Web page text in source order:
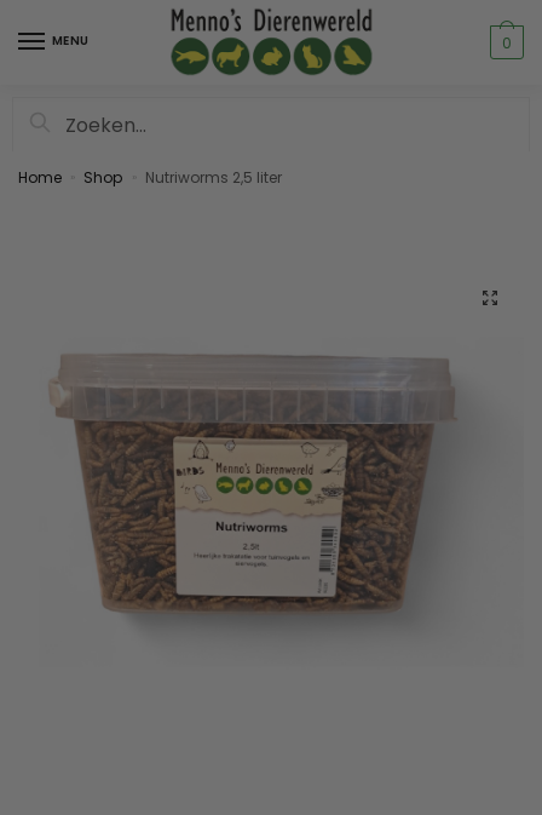
MENU 0
Home Shop Nutriworms 2,5 liter